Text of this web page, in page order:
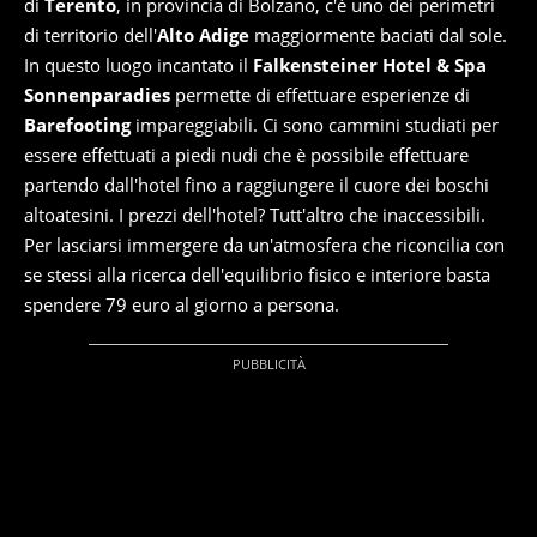
di Terento, in provincia di Bolzano, c'è uno dei perimetri
di territorio dell'Alto Adige maggiormente baciati dal sole.
In questo luogo incantato il Falkensteiner Hotel & Spa
Sonnenparadies permette di effettuare esperienze di
Barefootingimpareggiabili. Ci sono cammini studiati per
essere effettuati a piedi nudi che è possibile effettuare
partendo dall'hotel fino a raggiungere il cuore dei boschi
altoatesini. I prezzi dell'hotel? Tutt'altro che inaccessibili.
Per lasciarsi immergere da un'atmosfera che riconcilia con
se stessi alla ricerca dell'equilibrio fisico e interiore basta
spendere 79 euro al giorno a persona.